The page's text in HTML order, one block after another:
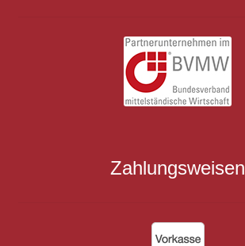
Zahlungsweisen